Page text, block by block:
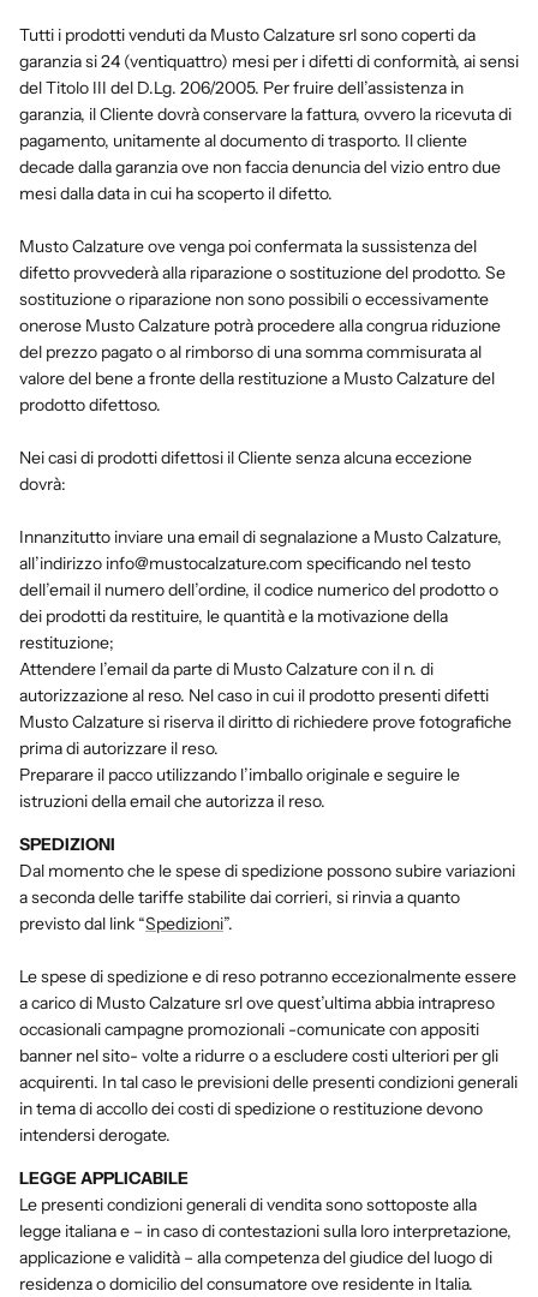
Tutti i prodotti venduti da Musto Calzature srl sono coperti da
garanzia si 24 (ventiquattro) mesi per i difetti di conformità, ai sensi
del Titolo III del D.Lg. 206/2005. Per fruire dell’assistenza in
garanzia, il Cliente dovrà conservare la fattura, ovvero la ricevuta di
pagamento, unitamente al documento di trasporto. Il cliente
decade dalla garanzia ove non faccia denuncia del vizio entro due
mesi dalla data in cui ha scoperto il difetto.
Musto Calzature ove venga poi confermata la sussistenza del
difetto provvederà alla riparazione o sostituzione del prodotto. Se
sostituzione o riparazione non sono possibili o eccessivamente
onerose Musto Calzature potrà procedere alla congrua riduzione
del prezzo pagato o al rimborso di una somma commisurata al
valore del bene a fronte della restituzione a Musto Calzature del
prodotto difettoso.
Nei casi di prodotti difettosi il Cliente senza alcuna eccezione
dovrà:
Innanzitutto inviare una email di segnalazione a Musto Calzature,
all’indirizzo info@mustocalzature.com specificando nel testo
dell’email il numero dell’ordine, il codice numerico del prodotto o
dei prodotti da restituire, le quantità e la motivazione della
restituzione;
Attendere l’email da parte di Musto Calzature con il n. di
autorizzazione al reso. Nel caso in cui il prodotto presenti difetti
Musto Calzature si riserva il diritto di richiedere prove fotografiche
prima di autorizzare il reso.
Preparare il pacco utilizzando l’imballo originale e seguire le
istruzioni della email che autorizza il reso.
SPEDIZIONI
Dal momento che le spese di spedizione possono subire variazioni
a seconda delle tariffe stabilite dai corrieri, si rinvia a quanto
previsto dal link “Spedizioni”.
Le spese di spedizione e di reso potranno eccezionalmente essere
a carico di Musto Calzature srl ove quest’ultima abbia intrapreso
occasionali campagne promozionali -comunicate con appositi
banner nel sito- volte a ridurre o a escludere costi ulteriori per gli
acquirenti. In tal caso le previsioni delle presenti condizioni generali
in tema di accollo dei costi di spedizione o restituzione devono
intendersi derogate.
LEGGE APPLICABILE
Le presenti condizioni generali di vendita sono sottoposte alla
legge italiana e – in caso di contestazioni sulla loro interpretazione,
applicazione e validità – alla competenza del giudice del luogo di
residenza o domicilio del consumatore ove residente in Italia.